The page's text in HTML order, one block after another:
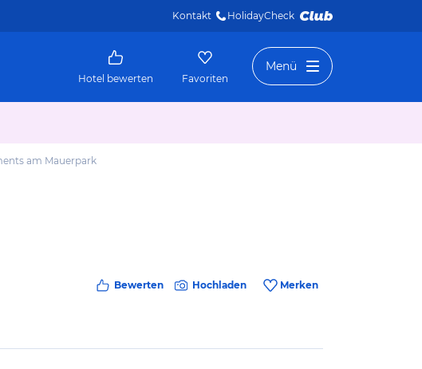
Kontakt HolidayCheck
Hotel bewerten Favoriten
Menü
am Mauerpark
Bewerten Hochladen Merken